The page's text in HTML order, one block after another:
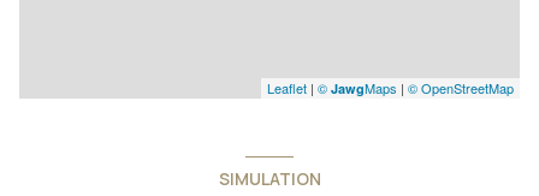
Leaflet | © JawgMaps | © OpenStreetMap
SIMULATION